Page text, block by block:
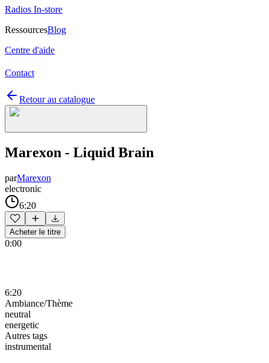
Radios In-store
RessourcesBlog
Centre d'aide
Contact
Retour au catalogue
Marexon - Liquid Brain
parMarexon
electronic
6:20
Acheter le titre
0:00
6:20
Ambiance/Thème
neutral
energetic
Autres tags
instrumental